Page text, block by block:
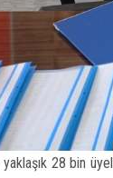
yaklaşık 28 bin